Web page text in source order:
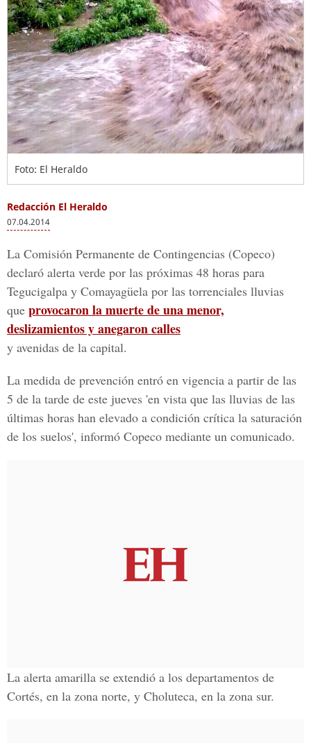
Foto: El Heraldo
Redacción El Heraldo
07.04.2014
La Comisión Permanente de Contingencias (Copeco)
declaró alerta verde por las próximas 48 horas para
Tegucigalpa y Comayagüela por las torrenciales lluvias
que provocaron la muerte de una menor,
deslizamientos y anegaron calles
y avenidas de la capital.
La medida de prevención entró en vigencia a partir de las
5 de la tarde de este jueves 'en vista que las lluvias de las
últimas horas han elevado a condición crítica la saturación
de los suelos', informó Copeco mediante un comunicado.
La alerta amarilla se extendió a los departamentos de
Cortés, en la zona norte, y Choluteca, en la zona sur.